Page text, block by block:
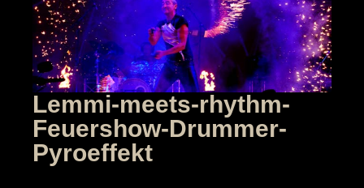
Lemmi-meets-rhythm-
Feuershow-Drummer-
Pyroeffekt